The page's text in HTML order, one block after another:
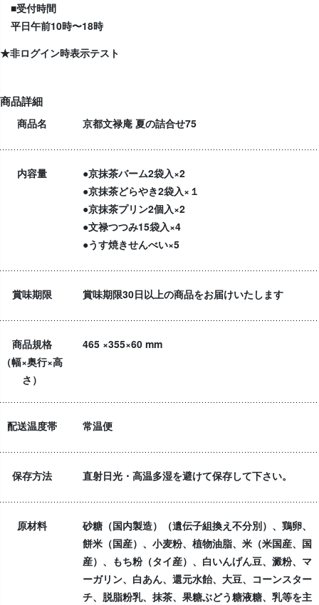
■受付時間
平日午前10時〜18時
★非ログイン時表示テスト
商品詳細
商品名 京都文禄庵 夏の詰合せ75
内容量
●京抹茶バーム2袋入×2
●京抹茶どらやき2袋入×１
●京抹茶プリン2個入×2
●文禄つつみ15袋入×4
●うす焼きせんべい×5
賞味期限 賞味期限30日以上の商品をお届けいたします
商品規格
（幅×奥行×高
さ）
465 ×355×60 mm
配送温度帯 常温便
保存方法 直射日光・高温多湿を避けて保存して下さい。
原材料
砂糖（国内製造）（遺伝子組換え不分別）、鶏卵、
餅米（国産）、小麦粉、植物油脂、米（米国産、国
産）、もち粉（タイ産）、白いんげん豆、澱粉、マ
ーガリン、白あん、還元水飴、大豆、コーンスター
チ、脱脂粉乳、抹茶、果糖ぶどう糖液糖、乳等を主